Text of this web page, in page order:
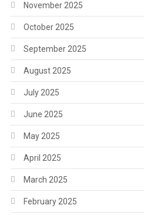
November 2025
October 2025
September 2025
August 2025
July 2025
June 2025
May 2025
April 2025
March 2025
February 2025